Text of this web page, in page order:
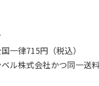
一律715円（税込）
ル株式会社かつ同一送